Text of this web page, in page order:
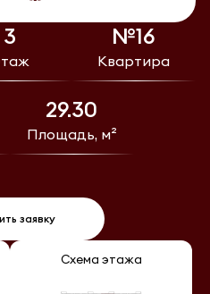
3 №16
Квартира
29.30
Площадь, м²
заявку
Схема этажа